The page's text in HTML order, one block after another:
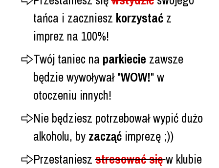
tańca i zaczniesz korzystaćz
imprez na 100%!
Twój taniec na parkiecie zawsze
będzie wywoływał "WOW!" w
otoczeniu innych!
Nie będziesz potrzebował wypić dużo
alkoholu, by zacząćimprezę ;))
Przestanieszstresować sięw klubie